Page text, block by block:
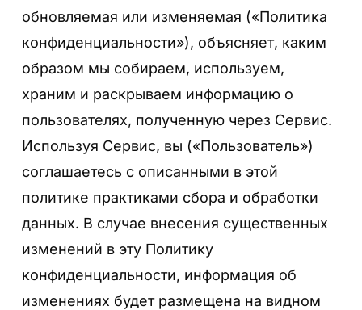
обновляемая или изменяемая («Политика
конфиденциальности»), объясняет, каким
образом мы собираем, используем,
храним и раскрываем информацию о
пользователях, полученную через Сервис.
Используя Сервис, вы («Пользователь»)
соглашаетесь с описанными в этой
политике практиками сбора и обработки
данных. В случае внесения существенных
изменений в эту Политику
конфиденциальности, информация об
изменениях будет размещена на видном